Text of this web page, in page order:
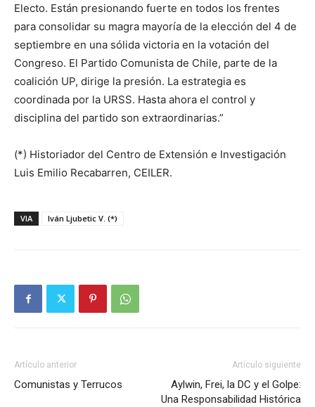
Electo. Están presionando fuerte en todos los frentes
para consolidar su magra mayoría de la elección del 4 de
septiembre en una sólida victoria en la votación del
Congreso. El Partido Comunista de Chile, parte de la
coalición UP, dirige la presión. La estrategia es
coordinada por la URSS. Hasta ahora el control y
disciplina del partido son extraordinarias.”
(*) Historiador del Centro de Extensión e Investigación
Luis Emilio Recabarren, CEILER.
VIA Iván Ljubetic V. (*)
Artículo anterior
Comunistas y Terrucos
Artículo siguiente
Aylwin, Frei, la DC y el Golpe:
Una Responsabilidad Histórica